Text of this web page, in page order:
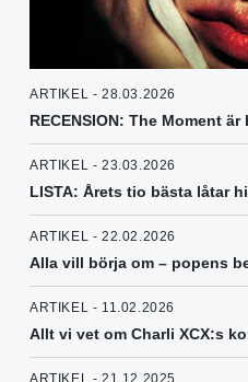
ARTIKEL - 28.03.2026
RECENSION: The Moment
ARTIKEL - 23.03.2026
LISTA: Årets tio bästa låtar
ARTIKEL - 22.02.2026
Alla vill börja om – popens
ARTIKEL - 11.02.2026
Allt vi vet om Charli XCX:s
ARTIKEL - 21.12.2025